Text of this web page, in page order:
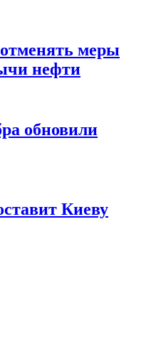
меры
нефти
обновили
Киеву